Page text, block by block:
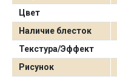
Цвет
Наличие блесток
Текстура/Эффект
Рисунок